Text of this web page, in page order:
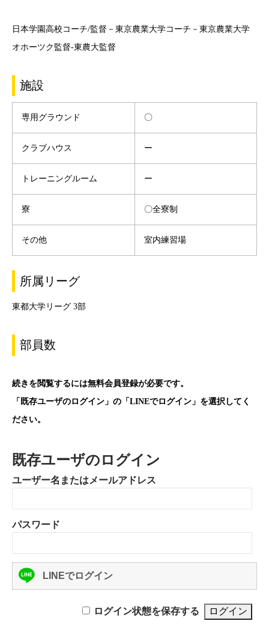
日本学園高校コーチ/監督－東京農業大学コーチ－東京農業大学
オホーツク監督-東農大監督
施設
専用グラウンド 〇
クラブハウス ー
トレーニングルーム ー
寮 〇全寮制
その他 室内練習場
所属リーグ
東都大学リーグ 3部
部員数
続きを閲覧するには無料会員登録が必要です。
「既存ユーザのログイン」の「LINEでログイン」を選択してく
ださい。
既存ユーザのログイン
ユーザー名またはメールアドレス
パスワード
LINEでログイン
ログイン状態を保存する